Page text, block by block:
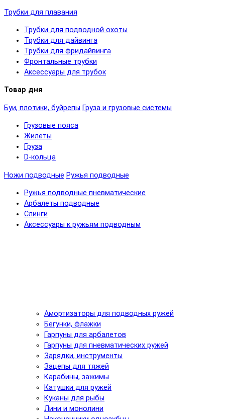
Трубки для плавания
Трубки для подводной охоты
Трубки для дайвинга
Трубки для фридайвинга
Фронтальные трубки
Аксессуары для трубок
Товар дня
Буи, плотики, буйрепы Груза и грузовые системы
Грузовые пояса
Жилеты
Груза
D-кольца
Ножи подводные Ружья подводные
Ружья подводные пневматические
Арбалеты подводные
Слинги
Аксессуары к ружьям подводным
Амортизаторы для подводных ружей
Бегунки, флажки
Гарпуны для арбалетов
Гарпуны для пневматических ружей
Зарядки, инструменты
Зацепы для тяжей
Карабины, зажимы
Катушки для ружей
Куканы для рыбы
Лини и монолини